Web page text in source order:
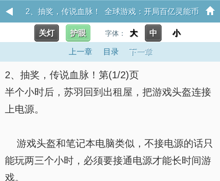
2、抽奖，传说血脉！ 全球游戏：开局百亿灵能币
关灯 护眼 字体： 大 中 小
上一章 目录 下一章
2、抽奖，传说血脉！第(1/2)页
半个小时后，苏羽回到出租屋，把游戏头盔连接
上电源。
游戏头盔和笔记本电脑类似，不接电源的话只
能玩两三个小时，必须要接通电源才能长时间游
戏。